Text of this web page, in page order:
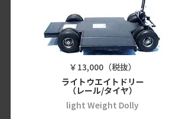
￥13,000（税抜）
ライトウエイトドリー
（レール/タイヤ）
light Weight Dolly